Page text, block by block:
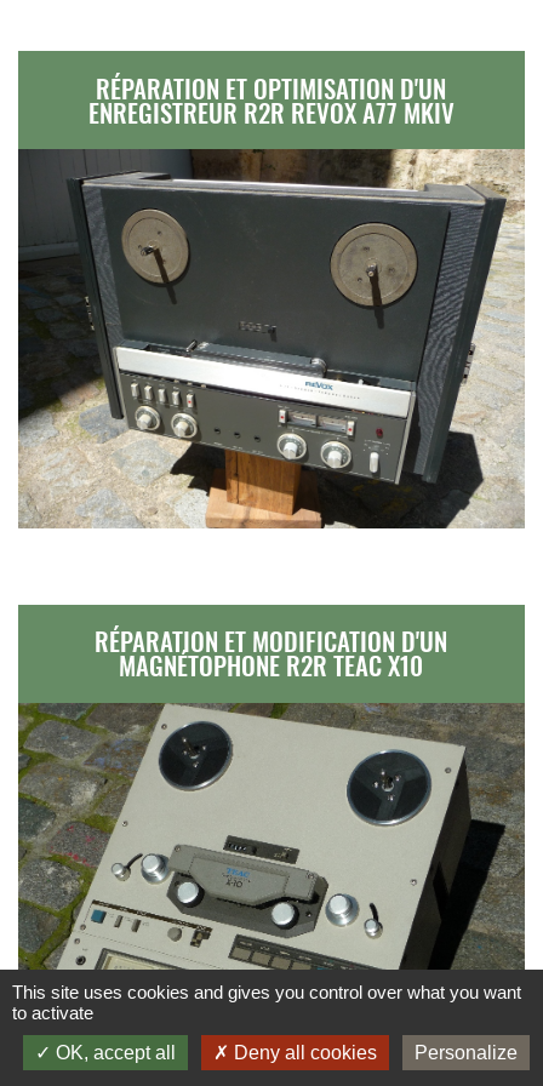
RÉPARATION ET OPTIMISATION D'UN
ENREGISTREUR R2R REVOX A77 MKIV
RÉPARATION ET MODIFICATION D'UN
MAGNÉTOPHONE R2R TEAC X10
This site uses cookies and gives you control over what you want
to activate
OK, accept all
Deny all cookies Personalize